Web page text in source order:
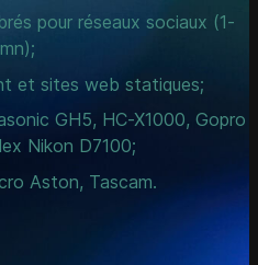
pour réseaux sociaux (1-
et sites web statiques;
GH5, HC-X1000, Gopro
Nikon D7100;
Aston, Tascam.